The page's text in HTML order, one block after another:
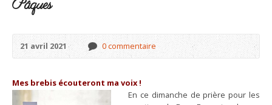
Pâques
21 avril 2021 0 commentaire
Mes brebis écouteront ma voix !
En ce dimanche de prière pour les